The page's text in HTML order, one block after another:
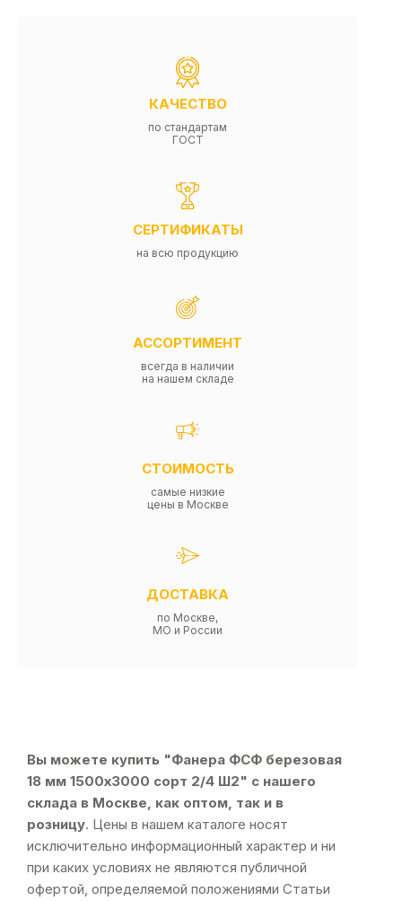
КАЧЕСТВО
по стандартам
ГОСТ
СЕРТИФИКАТЫ
на всю продукцию
АССОРТИМЕНТ
всегда в наличии
на нашем складе
СТОИМОСТЬ
самые низкие
цены в Москве
ДОСТАВКА
по Москве,
МО и России
Вы можете купить "Фанера ФСФ березовая
18 мм 1500х3000 сорт 2/4 Ш2" с нашего
склада в Москве, как оптом, так и в
розницу. Цены в нашем каталоге носят
исключительно информационный характер и ни
при каких условиях не являются публичной
офертой, определяемой положениями Статьи